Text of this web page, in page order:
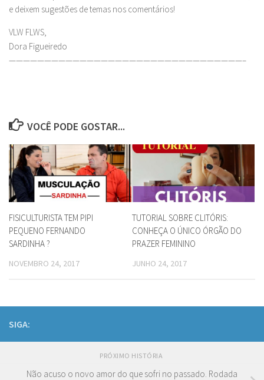
e deixem sugestões de temas nos comentários!
VLW FLWS,
Dora Figueiredo
—————————————————————————————————–
VOCÊ PODE GOSTAR...
FISICULTURISTA TEM PIPI
PEQUENO FERNANDO
SARDINHA ?
NOVEMBRO 24, 2017
TUTORIAL SOBRE CLITÓRIS:
CONHEÇA O ÚNICO ÓRGÃO DO
PRAZER FEMININO
JUNHO 24, 2017
SIGA:
PRÓXIMO HISTÓRIA
Não acuso o novo amor do que sofri no passado. Rodada